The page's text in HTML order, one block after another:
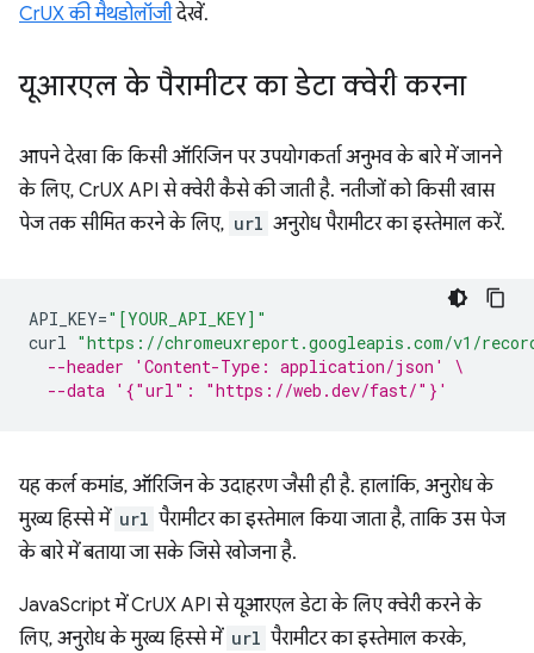
CrUX की मैथडोलॉजीदेखें.
यूआरएल के पैरामीटर का डेटा क्वेरी करना
आपने देखा कि किसी ऑरिजिन पर उपयोगकर्ता अनुभव के बारे में जानने
के लिए, CrUX API से क्वेरी कैसे की जाती है. नतीजों को किसी खास
पेज तक सीमित करने के लिए, url अनुरोध पैरामीटर का इस्तेमाल करें.
API_KEY="[YOUR_API_KEY]"
curl "https://chromeuxreport.googleapis.com/v1/
--header 'Content-Type: application/json' \
--data '{"url": "https://web.dev/fast/"}'
यह कर्ल कमांड, ऑरिजिन के उदाहरण जैसी ही है. हालांकि, अनुरोध के
मुख्य हिस्से में url पैरामीटर का इस्तेमाल किया जाता है, ताकि उस पेज
के बारे में बताया जा सके जिसे खोजना है.
JavaScript में CrUX API से यूआरएल डेटा के लिए क्वेरी करने के
लिए, अनुरोध के मुख्य हिस्से में url पैरामीटर का इस्तेमाल करके,